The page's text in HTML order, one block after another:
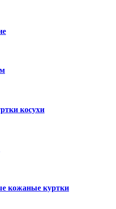
косухи
кожаные куртки